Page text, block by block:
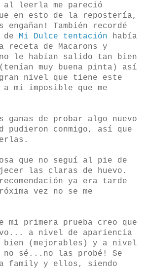
leerla me pareció
en esto de la repostería,
También recordé
de Mi Dulce tentación había
receta de Macarons y
le habían salido tan bien
(tenían muy buena pinta) así
nivel que tiene este
a mi imposible que me
ganas de probar algo nuevo
pudieron conmigo, así que
que no seguí al pie de
las claras de huevo.
ya era tarde
vez no se me
mi primera prueba creo que
a nivel de apariencia
bien (mejorables) y a nivel
no sé...no las probé! Se
family y ellos, siendo